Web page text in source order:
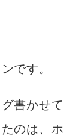
です。
書かせて
のは、ホ